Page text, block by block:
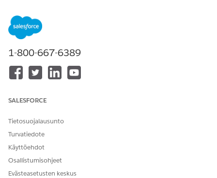
Määritä nämä asetukset varmistaaksesi, että eri alueiden
verosäännökset täyttyvät.
Verojärjestelmän tarjoajan ja verojärjestelmän luominen
Verokäytäntöjen ja -käsittelyn luominen
Anna palautetta, jotta voimme kehittyä!
1-800-667-6389
SALESFORCE
Tietosuojalausunto
Turvatiedote
Käyttöehdot
Osallistumisohjeet
Evästeasetusten keskus